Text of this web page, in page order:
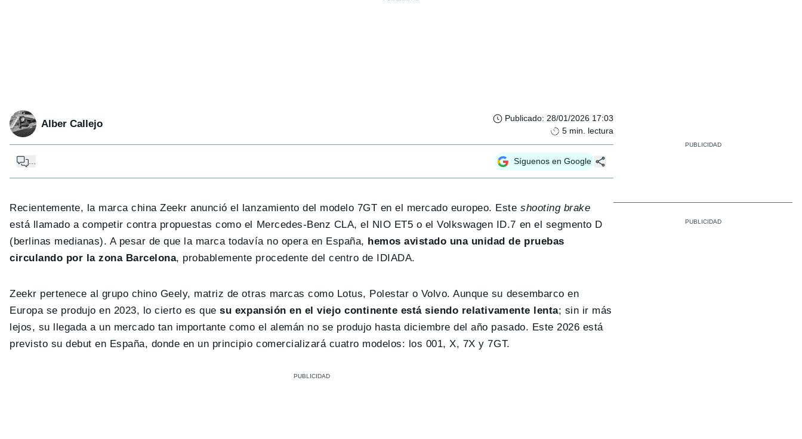
Alber Callejo Publicado: 28/01/2026 17:03
5 min. lectura
... Síguenos en Google
Recientemente, la marca china Zeekr anunció el lanzamiento del modelo 7GT en el mercado europeo. Este shooting brake
está llamado a competir contra propuestas como el Mercedes-Benz CLA, el NIO ET5 o el Volkswagen ID.7 en el segmento D
(berlinas medianas). A pesar de que la marca todavía no opera en España, hemos avistado una unidad de pruebas
circulando por la zona Barcelona, probablemente procedente del centro de IDIADA.
Zeekr pertenece al grupo chino Geely, matriz de otras marcas como Lotus, Polestar o Volvo. Aunque su desembarco en
Europa se produjo en 2023, lo cierto es quesu expansión en el viejo continente está siendo relativamente lenta; sin ir más
lejos, su llegada a un mercado tan importante como el alemán no se produjo hasta diciembre del año pasado. Este 2026 está
previsto su debut en España, donde en un principio comercializará cuatro modelos: los 001, X, 7X y 7GT.